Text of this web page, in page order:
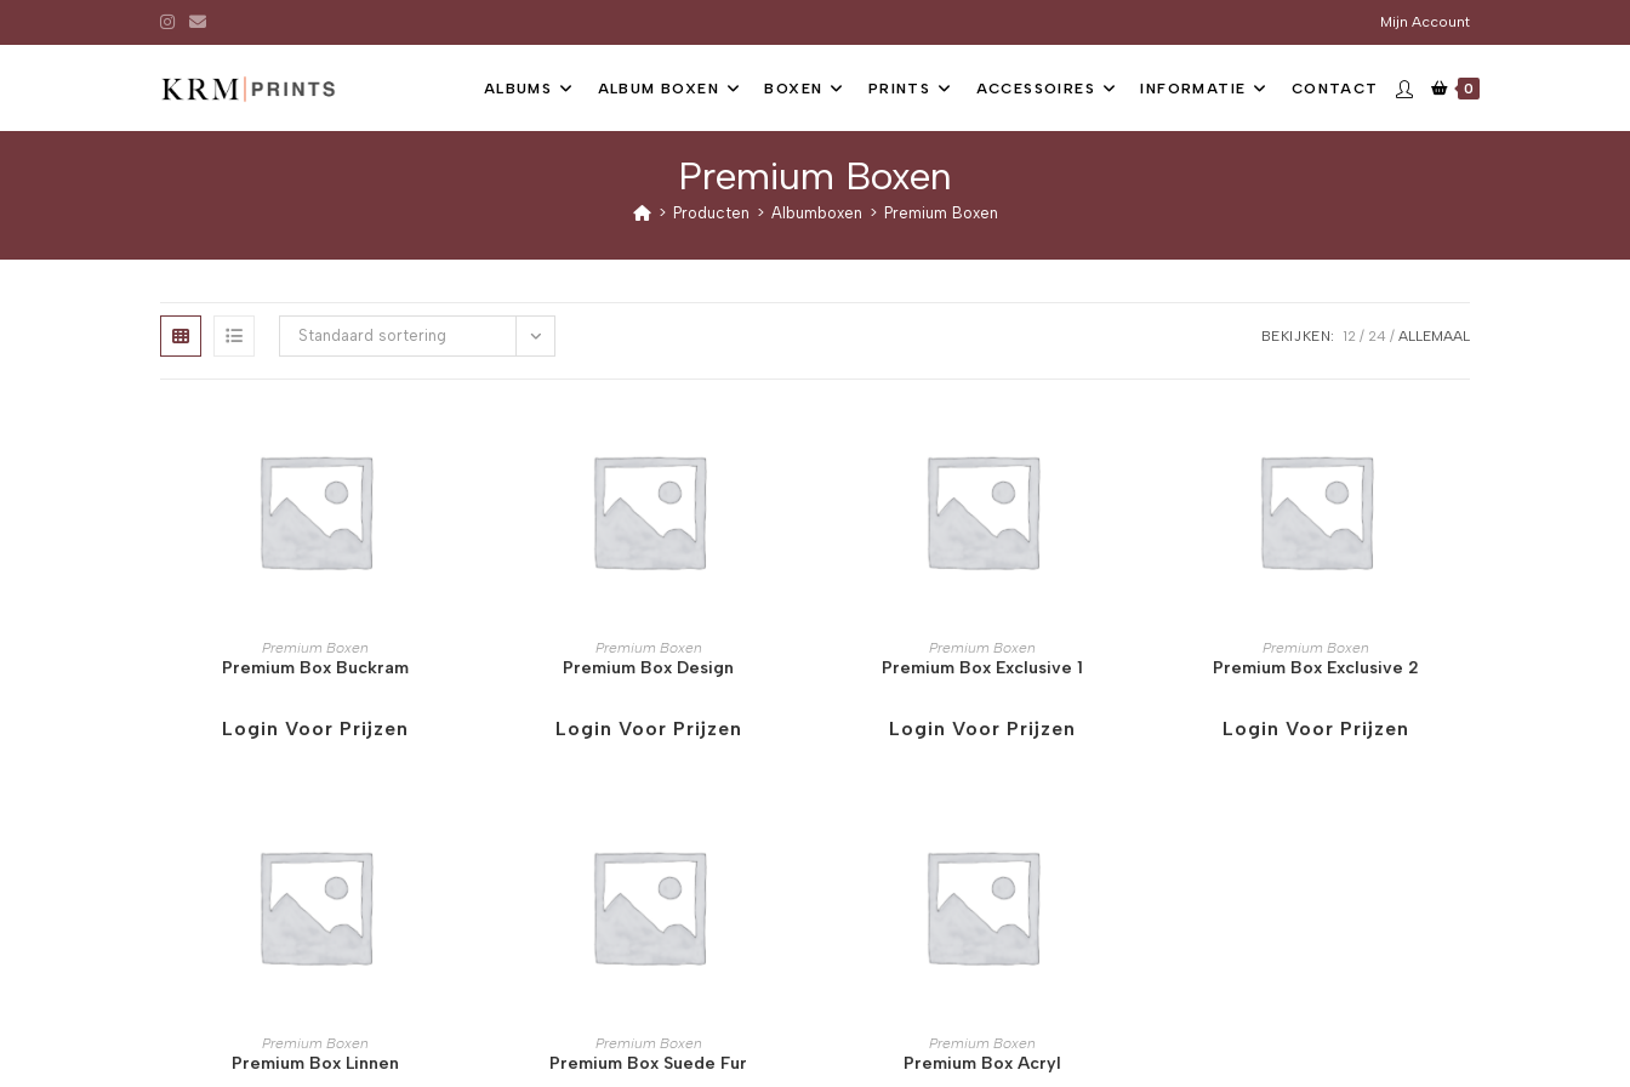
Mijn Account
ALBUMS ALBUM BOXEN BOXEN PRINTS ACCESSOIRES INFORMATIE CONTACT 0
Premium Boxen
> Producten > Albumboxen > Premium Boxen
Standaard sortering BEKIJKEN: 12 24 ALLEMAAL
Premium Boxen
Premium Box Buckram
Login Voor Prijzen
Premium Boxen
Premium Box Design
Login Voor Prijzen
Premium Boxen
Premium Box Exclusive 1
Login Voor Prijzen
Premium Boxen
Premium Box Exclusive 2
Login Voor Prijzen
Premium Boxen
Premium Box Linnen
Premium Boxen
Premium Box Suede Fur
Premium Boxen
Premium Box Acryl